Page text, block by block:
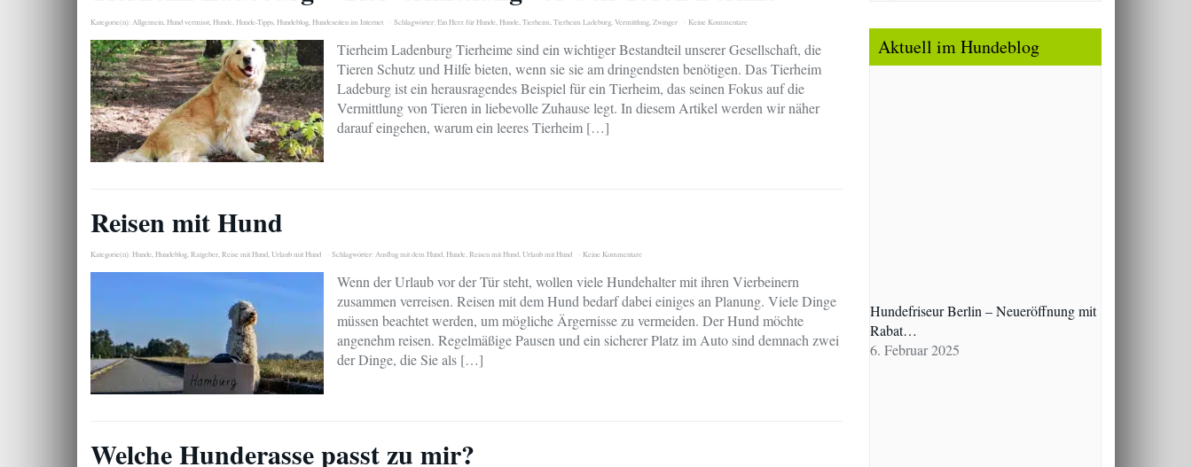
Kategorie(n): Allgemein Hund vermisst Hunde Hunde-Tipps Hundeblog Hundeseiten im Internet Schlagwörter:Ein Herz für Hunde Hunde Tierheim Tierheim Ladeburg Vermittlung Zwinger Keine Kommentare
Tierheim Ladenburg Tierheime sind ein wichtiger Bestandteil unserer Gesellschaft, die
Tieren Schutz und Hilfe bieten, wenn sie sie am dringendsten benötigen. Das Tierheim
Ladeburg ist ein herausragendes Beispiel für ein Tierheim, das seinen Fokus auf die
Vermittlung von Tieren in liebevolle Zuhause legt. In diesem Artikel werden wir näher
darauf eingehen, warum ein leeres Tierheim […]
Reisen mit Hund
Kategorie(n):Hunde Hundeblog Ratgeber Reise mit Hund Urlaub mit Hund Schlagwörter: Ausflug mit dem Hund Hunde Reisen mit Hund Urlaub mit Hund Keine Kommentare
Wenn der Urlaub vor der Tür steht, wollen viele Hundehalter mit ihren Vierbeinern
zusammen verreisen. Reisen mit dem Hund bedarf dabei einiges an Planung. Viele Dinge
müssen beachtet werden, um mögliche Ärgernisse zu vermeiden. Der Hund möchte
angenehm reisen. Regelmäßige Pausen und ein sicherer Platz im Auto sind demnach zwei
der Dinge, die Sie als […]
Welche Hunderasse passt zu mir?
Aktuell im Hundeblog
Hundefriseur Berlin – Neueröffnung mit
Rabat…
6. Februar 2025